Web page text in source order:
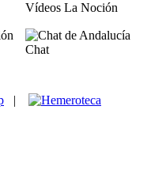
Vídeos La Noción
Chat
|